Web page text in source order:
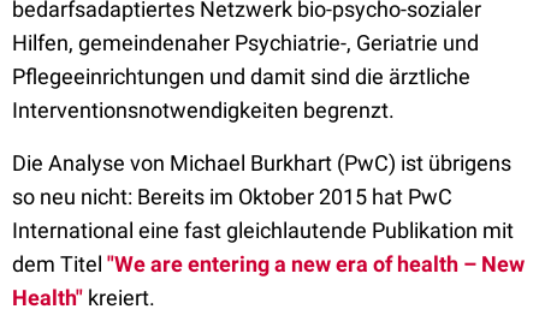
bedarfsadaptiertes Netzwerk bio-psycho-sozialer
Hilfen, gemeindenaher Psychiatrie-, Geriatrie und
Pflegeeinrichtungen und damit sind die ärztliche
Interventionsnotwendigkeiten begrenzt.
Die Analyse von Michael Burkhart (PwC) ist übrigens
so neu nicht: Bereits im Oktober 2015 hat PwC
International eine fast gleichlautende Publikation mit
dem Titel "We are entering a new era of health – New
Health" kreiert.